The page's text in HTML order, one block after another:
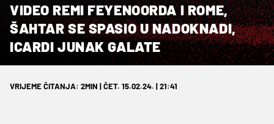
VIDEO REMI FEYENOORDA I ROME,
ŠAHTAR SE SPASIO U NADOKNADI,
ICARDI JUNAK GALATE
VRIJEME ČITANJA: 2MIN | ČET. 15.02.24. | 21:41